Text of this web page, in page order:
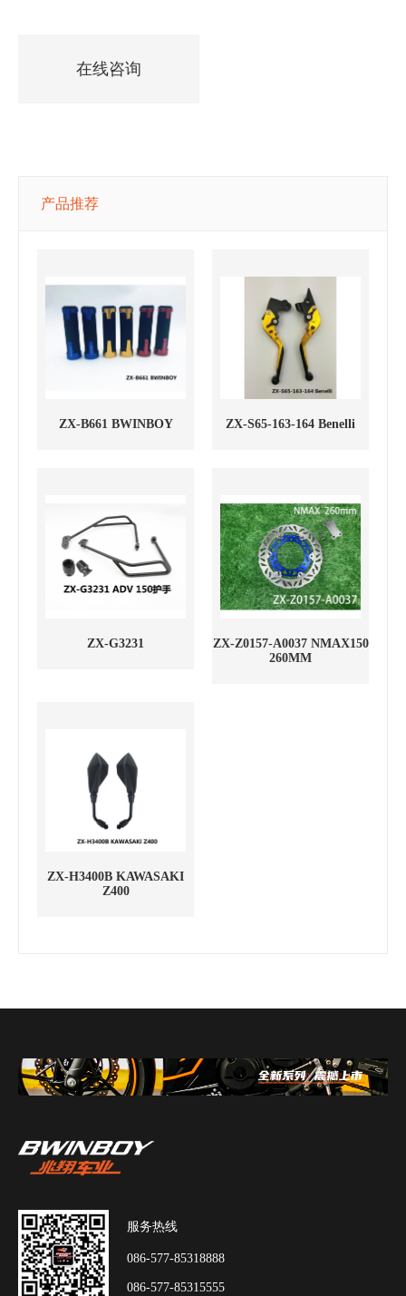
在线咨询
产品推荐
ZX-B661 BWINBOY ZX-S65-163-164 Benelli
ZX-G3231
ZX-Z0157-A0037 NMAX150
260MM
ZX-H3400B KAWASAKI
Z400
服务热线
086-577-85318888
086-577-85315555